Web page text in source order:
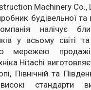
Machinery Co.,
будівельної та
налічує
у всьому світі
мережею
Hitachi
Північній та
стандарти